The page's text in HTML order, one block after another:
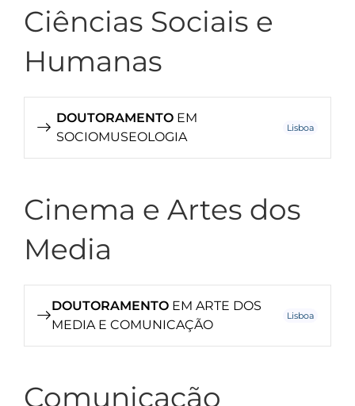
Ciências Sociais e
Humanas
DOUTORAMENTO EM
SOCIOMUSEOLOGIA
Lisboa
Cinema e Artes dos
Media
DOUTORAMENTO EM ARTE DOS
MEDIA E COMUNICAÇÃO
Lisboa
Comunicação